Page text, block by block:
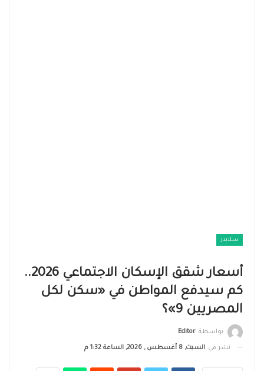
سلايدر
أسعار شقق الإسكان الاجتماعي 2026..
كم سيدفع المواطن في «سكن لكل
المصريين 9»؟
بواسطة Editor
نشر في السبت, 8 أغسطس , 2026, الساعة 1:32 م